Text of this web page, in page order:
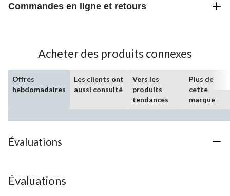
Commandes en ligne et retours
Acheter des produits connexes
Offres
hebdomadaires
Les clients ont
aussi consulté
Vers les
produits
tendances
Plus de
cette
marque
Évaluations
Évaluations